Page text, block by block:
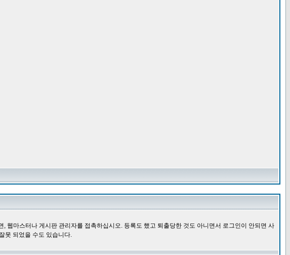
마스터나 게시판 관리자를 접촉하십시오. 등록도 했고 퇴출당한 것도 아니면서 로그인이 안되면 사
못 되었을 수도 있습니다.